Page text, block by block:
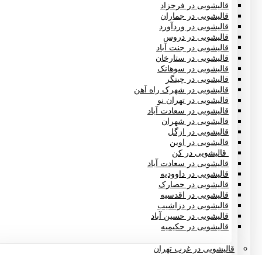
قالیشویی در فرحزاد
قالیشویی در جماران
قالیشویی در وردآورد
قالیشویی در دروس
قالیشویی در جنت آباد
قالیشویی در ستارخان
قالیشویی در سوهانک
قالیشویی در چیتگر
قالیشویی در شهرک راه آهن
قالیشویی در تهران نو
قالیشویی در سعادت آباد
قالیشویی در شهران
قالیشویی در ازگل
قالیشویی در اوین
قالیشویی در کن
قالیشویی در سعادت آباد
قالیشویی در داوودیه
قالیشویی در حصارک
قالیشویی در اقدسیه
قالیشویی در دزاشیب
قالیشویی در حسین آباد
قالیشویی در حکیمیه
قالیشویی در غرب تهران